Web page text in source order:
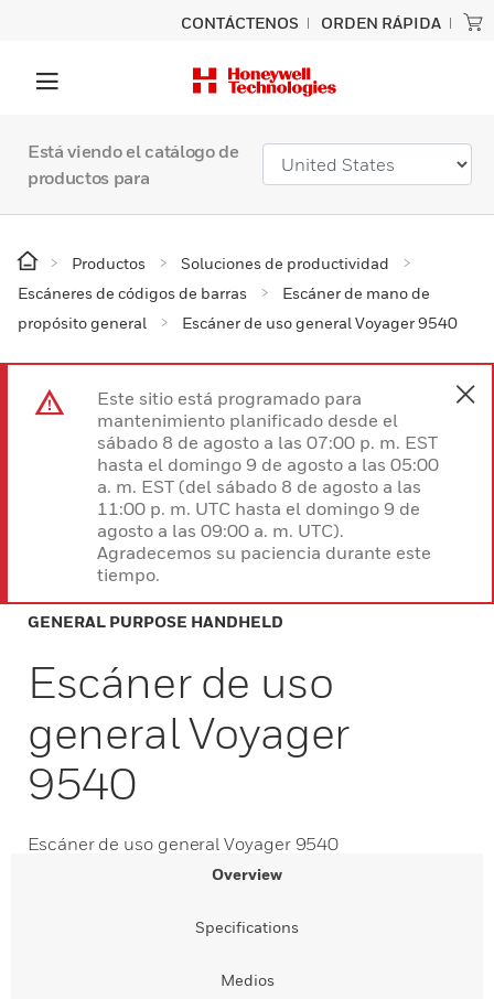
CONTÁCTENOS ORDEN RÁPIDA
Está viendo el catálogo de
productos para
Productos
Soluciones de productividad
Escáneres de códigos de barras
Escáner de mano de
propósito general
Escáner de uso general Voyager 9540
Este sitio está programado para
mantenimiento planificado desde el
sábado 8 de agosto a las 07:00 p. m. EST
hasta el domingo 9 de agosto a las 05:00
a. m. EST (del sábado 8 de agosto a las
11:00 p. m. UTC hasta el domingo 9 de
agosto a las 09:00 a. m. UTC).
Agradecemos su paciencia durante este
tiempo.
GENERAL PURPOSE HANDHELD
Escáner de uso
general Voyager
9540
Escáner de uso general Voyager 9540
Overview
Specifications
Medios